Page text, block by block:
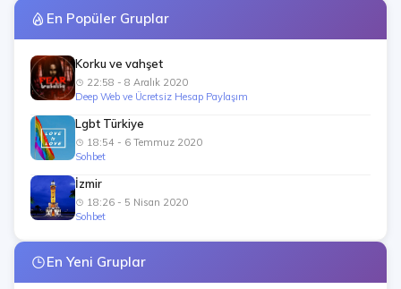
En Popüler Gruplar
Korku ve vahşet
22:58 - 8 Aralık 2020
Deep Web ve Ücretsiz Hesap Paylaşım
Lgbt Türkiye
18:54 - 6 Temmuz 2020
Sohbet
İzmir
18:26 - 5 Nisan 2020
Sohbet
En Yeni Gruplar